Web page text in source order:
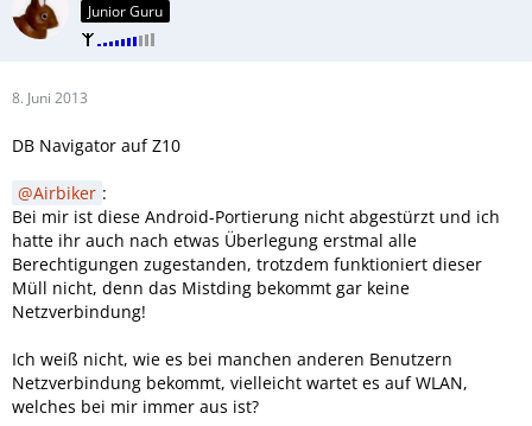
Junior Guru
8. Juni 2013
DB Navigator auf Z10
Airbiker :
Bei mir ist diese Android-Portierung nicht abgestürzt und ich
hatte ihr auch nach etwas Überlegung erstmal alle
Berechtigungen zugestanden, trotzdem funktioniert dieser
Müll nicht, denn das Mistding bekommt gar keine
Netzverbindung!
Ich weiß nicht, wie es bei manchen anderen Benutzern
Netzverbindung bekommt, vielleicht wartet es auf WLAN,
welches bei mir immer aus ist?